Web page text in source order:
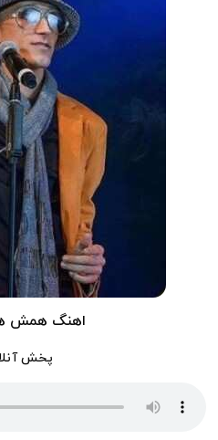
اهنگ همش
پخش